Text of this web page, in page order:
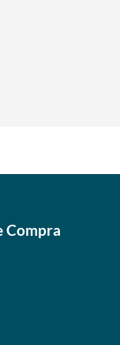
Compra